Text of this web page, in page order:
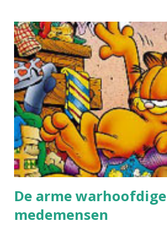
ik genoodzaakt zijn om zelf de
contacteren. Zo heb ik een aantal
maken van dihydrogen monoxide
productieproces. In de meeste
wel toegepast in een gesloten
een goede afzuiging, maar bij één
deze maatregelen toegepast. Bij de
vind ik bij een meerderheid van de
biologisch significante hoeveelheden
urinestal...
De arme warhoofdige
medemensen